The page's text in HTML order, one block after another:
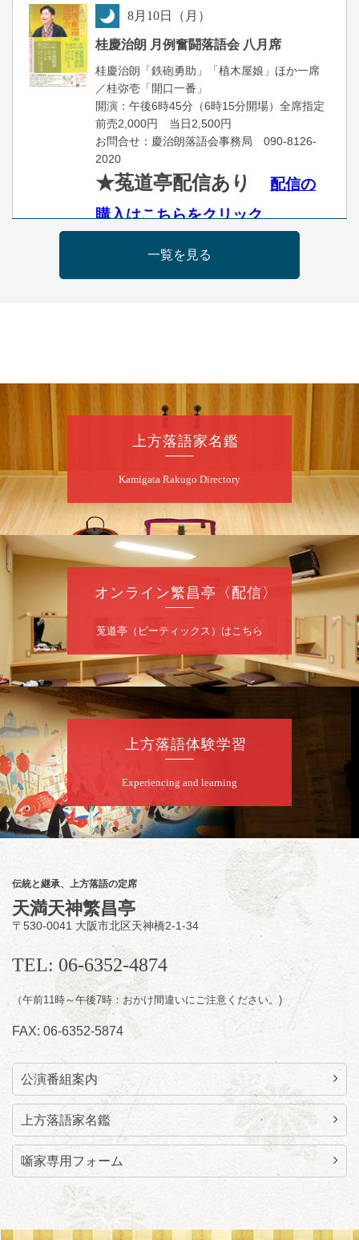
8月 10日（月）
桂慶治朗 月例奮闘落語会 八月席
桂慶治朗「鉄砲勇助」「植木屋娘」ほか一席
／桂弥壱「開口一番」
開演：午後6時45分（6時15分開場）全席指定
前売2,000円 当日2,500円
お問合せ：慶治朗落語会事務局 090-8126-
2020
★菟道亭配信あり配信の
購入はこちらをクリック
昼
日（火）
★菟道亭配信あり
夜
桂あおば／笑福亭笑有／例えば炎
開演：午後6時30分（6時開場）全席指定
前売2,000円 当日2,500円
100（10:00～19:00受付）
昼
8月 日（水）
昼席：番組案内
桂九寿玉／桂弥太郎／桂かい枝※／けんたと
ももえ（音曲漫才）※／笑福亭三喬／桂米二
（ジャグリング）／笑福亭松枝（※…配信は
ございません）
★菟道亭配信あり
8月12日（水）
お笑い怪談噺の夕べ vol.20 ～ホンモノ
の幽霊も出まぁーす！～
笑福亭たま／林家染雀 ／桂米左～仲入～旭堂
南鱗／笑福亭福笑
開演：午後6時30分（6時開場）全席指定
前売3,000円 当日3,500円
お問合せ：福笑エンタープライズ
0798-23-
7160
★莵道亭配信あり
一覧を見る
上方落語家名鑑
Kamigata Rakugo Directory
オンライン繁昌亭〈配信〉
莵道亭（ピーティックス）はこちら
上方落語体験学習
Experiencing and learning
伝統と継承、上方落語の定席
天満天神繁昌亭
〒530-0041 大阪市北区天神橋2-1-34
TEL: 06-6352-4874
（午前11時～午後7時：おかけ間違いにご注意ください。)
FAX: 06-6352-5874
公演番組案内
上方落語家名鑑
噺家専用フォーム